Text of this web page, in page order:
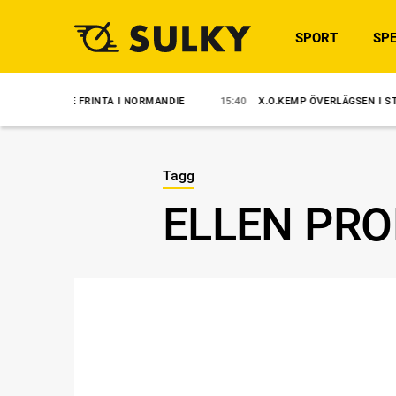
SPORT
FRINTA I NORMANDIE 15:40 X.O.KEMP ÖVERLÄGSEN I
Tagg
ELLEN